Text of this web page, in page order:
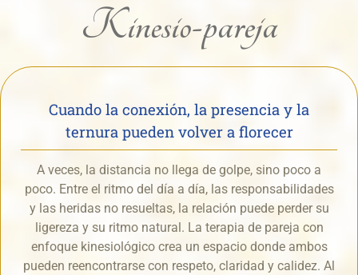
Kinesio-pareja
Cuando la conexión, la presencia y la
ternura pueden volver a florecer
A veces, la distancia no llega de golpe, sino poco a
poco. Entre el ritmo del día a día, las responsabilidades
y las heridas no resueltas, la relación puede perder su
ligereza y su ritmo natural. La terapia de pareja con
enfoque kinesiológico crea un espacio donde ambos
pueden reencontrarse con respeto, claridad y calidez. Al